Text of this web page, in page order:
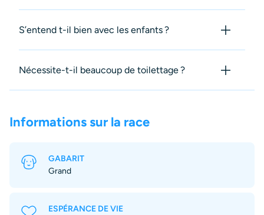
S’entend t-il bien avec les enfants ?
Nécessite-t-il beaucoup de toilettage ?
Informations sur la race
GABARIT
Grand
ESPÉRANCE DE VIE